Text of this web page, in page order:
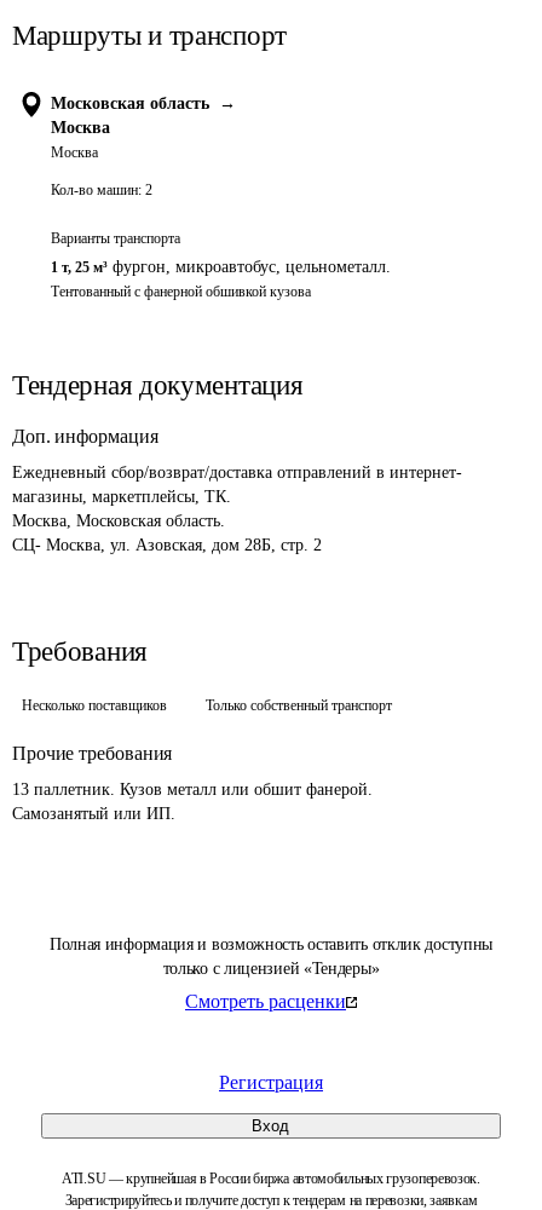
Полная информация и возможность оставить отклик доступны
только с лицензией «Тендеры»
Смотреть расценки
Регистрация
Вход
ATI.SU — крупнейшая в России биржа автомобильных грузоперевозок.
Зарегистрируйтесь и получите доступ к тендерам на перевозки, заявкам
Маршруты и транспорт
Московская область
→
Москва
Москва
Кол-во машин: 2
Варианты транспорта
1 т, 25 м³ фургон, микроавтобус, цельнометалл.
Тентованный с фанерной обшивкой кузова
Тендерная документация
Доп. информация
Ежедневный сбор/возврат/доставка отправлений в интернет-
магазины, маркетплейсы, ТК.
Москва, Московская область.
Требования
Несколько поставщиков Только собственный транспорт
Прочие требования
13 паллетник. Кузов металл или обшит фанерой.